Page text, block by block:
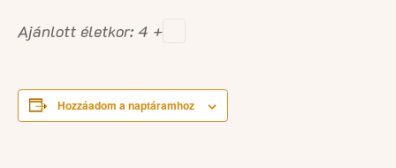
Ajánlott életkor: 4 +
Hozzáadom a naptáramhoz